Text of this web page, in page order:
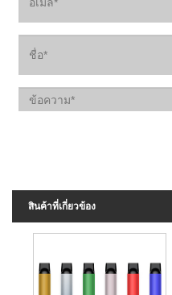
สินค้าที่เกี่ยวข้อง